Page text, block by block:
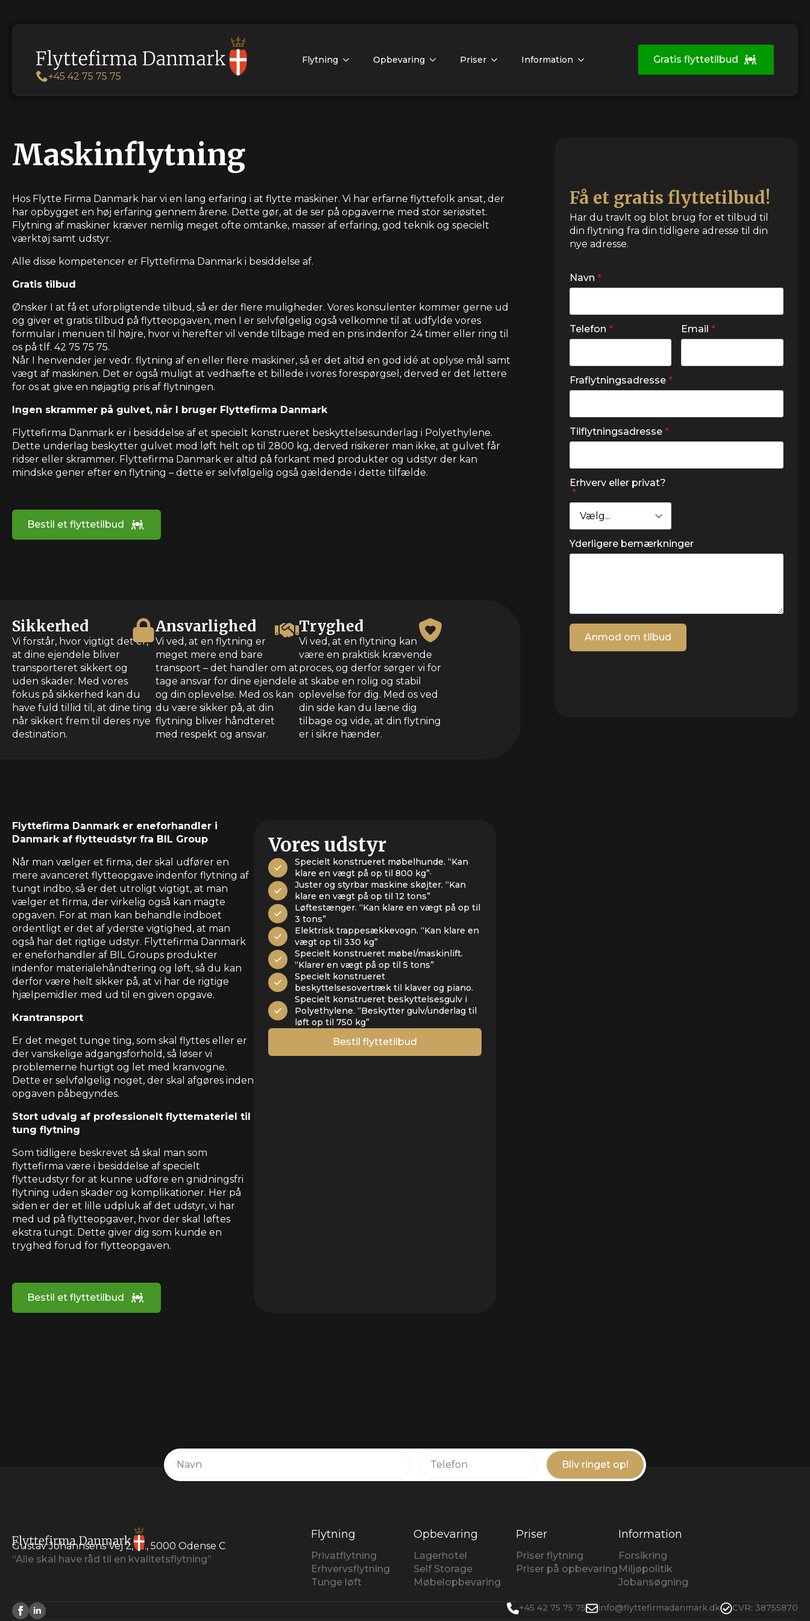
+45 42 75 75 75
Flytning Opbevaring Priser Information Gratis flyttetilbud
Få et gratis flyttetilbud!
Har du travlt og blot brug for et tilbud til
din flytning fra din tidligere adresse til din
nye adresse.
Navn *
Telefon * Email *
Fraflytningsadresse *
Tilflytningsadresse *
Erhverv eller privat?
*
Yderligere bemærkninger
Anmod om tilbud
Maskinflytning
Hos Flytte Firma Danmark har vi en lang erfaring i at flytte maskiner. Vi har erfarne flyttefolk ansat, der
har opbygget en høj erfaring gennem årene. Dette gør, at de ser på opgaverne med stor seriøsitet.
Flytning af maskiner kræver nemlig meget ofte omtanke, masser af erfaring, god teknik og specielt
værktøj samt udstyr.
Alle disse kompetencer er Flyttefirma Danmark i besiddelse af.
Gratis tilbud
Ønsker I at få et uforpligtende tilbud, så er der flere muligheder. Vores konsulenter kommer gerne ud
og giver et gratis tilbud på flytteopgaven, men I er selvfølgelig også velkomne til at udfylde vores
formular i menuen til højre, hvor vi herefter vil vende tilbage med en pris indenfor 24 timer eller ring til
os på tlf. 42 75 75 75.
Når I henvender jer vedr. flytning af en eller flere maskiner, så er det altid en god idé at oplyse mål samt
vægt af maskinen. Det er også muligt at vedhæfte et billede i vores forespørgsel, derved er det lettere
for os at give en nøjagtig pris af flytningen.
Ingen skrammer på gulvet, når I bruger Flyttefirma Danmark
Flyttefirma Danmark er i besiddelse af et specielt konstrueret beskyttelsesunderlag i Polyethylene.
Dette underlag beskytter gulvet mod løft helt op til 2800 kg, derved risikerer man ikke, at gulvet får
ridser eller skrammer. Flyttefirma Danmark er altid på forkant med produkter og udstyr der kan
mindske gener efter en flytning – dette er selvfølgelig også gældende i dette tilfælde.
Bestil et flyttetilbud
Sikkerhed
Vi forstår, hvor vigtigt det er,
at dine ejendele bliver
transporteret sikkert og
uden skader. Med vores
fokus på sikkerhed kan du
have fuld tillid til, at dine ting
når sikkert frem til deres nye
destination.
Ansvarlighed
Vi ved, at en flytning er
meget mere end bare
transport – det handler om at
tage ansvar for dine ejendele
og din oplevelse. Med os kan
du være sikker på, at din
flytning bliver håndteret
med respekt og ansvar.
Tryghed
Vi ved, at en flytning kan
være en praktisk krævende
proces, og derfor sørger vi for
at skabe en rolig og stabil
oplevelse for dig. Med os ved
din side kan du læne dig
tilbage og vide, at din flytning
er i sikre hænder.
Flyttefirma Danmark er eneforhandler i
Danmark af flytteudstyr fra BIL Group
Når man vælger et firma, der skal udfører en
mere avanceret flytteopgave indenfor flytning af
tungt indbo, så er det utroligt vigtigt, at man
vælger et firma, der virkelig også kan magte
opgaven. For at man kan behandle indboet
ordentligt er det af yderste vigtighed, at man
også har det rigtige udstyr. Flyttefirma Danmark
er eneforhandler af BIL Groups produkter
indenfor materialehåndtering og løft, så du kan
derfor være helt sikker på, at vi har de rigtige
hjælpemidler med ud til en given opgave.
Krantransport
Er det meget tunge ting, som skal flyttes eller er
der vanskelige adgangsforhold, så løser vi
problemerne hurtigt og let med kranvogne.
Dette er selvfølgelig noget, der skal afgøres inden
opgaven påbegyndes.
Stort udvalg af professionelt flyttemateriel til
tung flytning
Som tidligere beskrevet så skal man som
flyttefirma være i besiddelse af specielt
flytteudstyr for at kunne udføre en gnidningsfri
flytning uden skader og komplikationer. Her på
siden er der et lille udpluk af det udstyr, vi har
med ud på flytteopgaver, hvor der skal løftes
ekstra tungt. Dette giver dig som kunde en
tryghed forud for flytteopgaven.
Bestil et flyttetilbud
Vores udstyr
Specielt konstrueret møbelhunde. “Kan
klare en vægt på op til 800 kg”·
Juster og styrbar maskine skøjter. “Kan
klare en vægt på op til 12 tons”
Løftestænger. “Kan klare en vægt på op til
3 tons”
Elektrisk trappesækkevogn. “Kan klare en
vægt op til 330 kg”
Specielt konstrueret møbel/maskinlift.
“Klarer en vægt på op til 5 tons”
Specielt konstrueret
beskyttelsesovertræk til klaver og piano.
Specielt konstrueret beskyttelsesgulv i
Polyethylene. “Beskytter gulv/underlag til
løft op til 750 kg”
Bestil flyttetilbud
Bliv ringet op!
Gustav Johannsens Vej 2, kl., 5000 Odense C
“Alle skal have råd til en kvalitetsflytning”
Flytning
Privatflytning
Erhvervsflytning
Tunge løft
Opbevaring
Lagerhotel
Self Storage
Møbelopbevaring
Priser
Priser flytning
Priser på opbevaring
Information
Forsikring
Miljøpolitik
Jobansøgning
+45 42 75 75 75 info@flyttefirmadanmark.dk CVR: 38755870